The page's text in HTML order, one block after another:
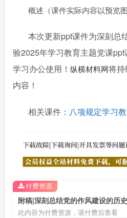
概述（课件实际内容以预览
本次更新ppt课件为深刻总
验2025年学习教育主题党课ppt
学习办公使用！ 纵横材料网将
内容！
相关课件： 八项规定学习
此内容为付费资源，请付费后查看
付费资源